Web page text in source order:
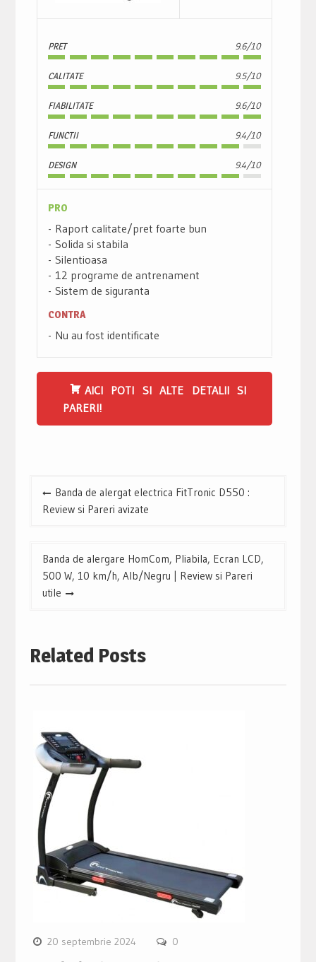
PRET 9.6/10
CALITATE 9.5/10
FIABILITATE 9.6/10
FUNCTII 9.4/10
DESIGN 9.4/10
PRO
Raport calitate/pret foarte bun
Solida si stabila
Silentioasa
12 programe de antrenament
Sistem de siguranta
CONTRA
Nu au fost identificate
AICI POTI SI ALTE DETALII SI
PARERI!
NavigareBanda de alergat electrica FitTronic D550 :
Review si Pareri avizate
Banda de alergare HomCom, Pliabila, Ecran LCD,
500 W, 10 km/h, Alb/Negru | Review si Pareri
utile
Related Posts
20 septembrie 2024 0